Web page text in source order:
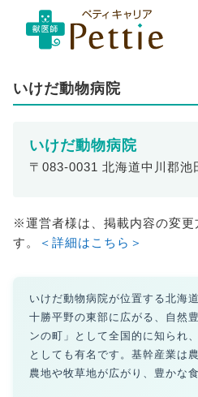
いけだ動物病院
いけだ動物病院
〒083-0031 北海道中川郡池
※運営者様は、掲載内容の変更
す。
＜詳細はこちら＞
いけだ動物病院が位置する北海
十勝平野の東部に広がる、自然
ンの町」として全国的に知られ
としても有名です。基幹産業は
農地や牧草地が広がり、豊かな